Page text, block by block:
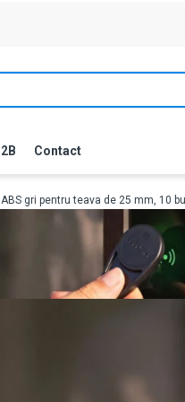
Contact
gri pentru teava de 25 mm, 10